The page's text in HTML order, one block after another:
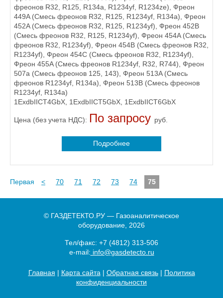
фреонов R32, R125, R134a, R1234yf, R1234ze), Фреон
449A (Смесь фреонов R32, R125, R1234yf, R134a), Фреон
452A (Смесь фреонов R32, R125, R1234yf), Фреон 452B
(Смесь фреонов R32, R125, R1234yf), Фреон 454A (Смесь
фреонов R32, R1234yf), Фреон 454B (Смесь фреонов R32,
R1234yf), Фреон 454C (Смесь фреонов R32, R1234yf),
Фреон 455A (Смесь фреонов R1234yf, R32, R744), Фреон
507а (Смесь фреонов 125, 143), Фреон 513A (Смесь
фреонов R1234yf, R134a), Фреон 513B (Смесь фреонов
R1234yf, R134a)
1ExdbIICT4GbХ, 1ExdbIICT5GbХ, 1ExdbIICT6GbХ
Цена (без учета НДС): По запросу руб.
Подробнее
Первая < 70 71 72 73 74 75
© ГАЗДЕТЕКТО.РУ — Газоаналитическое
оборудование, 2026
Тел/факс: +7 (4812) 313-506
e-mail: info@gasdetecto.ru
Главная | Карта сайта| Обратная связь| Политика
конфиденциальности